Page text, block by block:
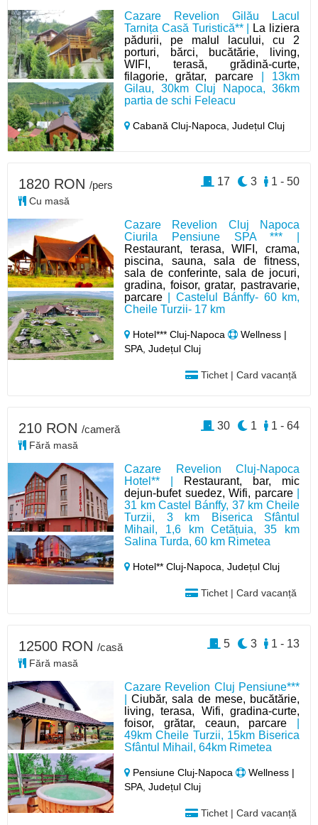
Cazare Revelion Gilău Lacul
Tarnița Casă Turistică** |
La liziera
pădurii, pe malul lacului, cu 2
porturi, bărci, bucătărie, living,
WIFI, terasă, grădină-curte,
filagorie, grătar, parcare| 13km
Gilau, 30km Cluj Napoca, 36km
partia de schi Feleacu
Cabană Cluj-Napoca,Județul Cluj
Cazare Revelion Cluj Napoca
Ciurila Pensiune SPA *** |
Restaurant, terasa, WIFI, crama,
piscina, sauna, sala de fitness,
sala de conferinte, sala de jocuri,
gradina, foisor, gratar, pastravarie,
parcare | Castelul Bánffy- 60 km,
Cheile Turzii- 17 km
Hotel*** Cluj-Napoca
Wellness |
SPA, Județul Cluj
Tichet | Card vacanță
1820 RON /pers
Cu masă
1 - 50
3
17
Cazare Revelion Cluj-Napoca
Hotel** |
Restaurant, bar, mic
dejun-bufet suedez, Wifi, parcare|
31 km Castel Bánffy, 37 km Cheile
Turzii, 3 km Biserica Sfântul
Mihail, 1,6 km Cetățuia, 35 km
Salina Turda, 60 km Rimetea
Hotel** Cluj-Napoca,Județul Cluj
Tichet | Card vacanță
210 RON /cameră
Fără masă
1 - 64
1
30
Cazare Revelion Cluj Pensiune***
|Ciubăr, sala de mese, bucătărie,
living, terasa, Wifi, gradina-curte,
foisor, grătar, ceaun, parcare
49km Cheile Turzii, 15km Biserica
Sfântul Mihail, 64km Rimetea
Pensiune Cluj-Napoca
Wellness |
SPA, Județul Cluj
Tichet | Card vacanță
12500 RON /casă
Fără masă
1 - 13
3
5